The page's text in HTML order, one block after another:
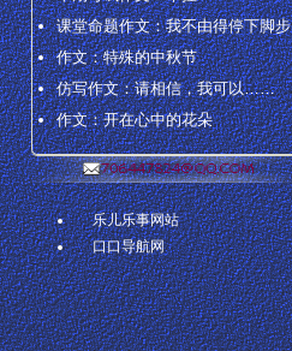
课堂命题作文：我不由得停下脚步
作文：特殊的中秋节
仿写作文：请相信，我可以……
作文：开在心中的花朵
乐儿乐事网站
口口导航网